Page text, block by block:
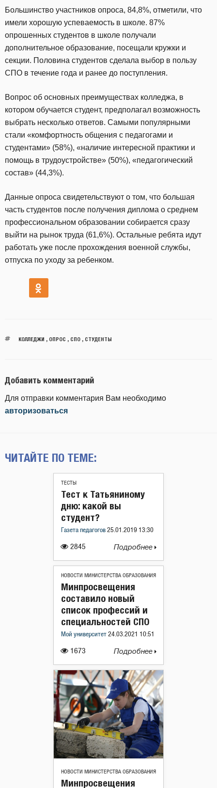
Большинство участников опроса, 84,8%, отметили, что
имели хорошую успеваемость в школе. 87%
опрошенных студентов в школе получали
дополнительное образование, посещали кружки и
секции. Половина студентов сделала выбор в пользу
СПО в течение года и ранее до поступления.
Вопрос об основных преимуществах колледжа, в
котором обучается студент, предполагал возможность
выбрать несколько ответов. Самыми популярными
стали «комфортность общения с педагогами и
студентами» (58%), «наличие интересной практики и
помощь в трудоустройстве» (50%), «педагогический
состав» (44,3%).
Данные опроса свидетельствуют о том, что большая
часть студентов после получения диплома о среднем
профессиональном образовании собирается сразу
выйти на рынок труда (61,6%). Остальные ребята идут
работать уже после прохождения военной службы,
отпуска по уходу за ребенком.
КОЛЛЕДЖИ , ОПРОС , СПО, СТУДЕНТЫ
Добавить комментарий
Для отправки комментария Вам необходимо
авторизоваться
ЧИТАЙТЕ ПО ТЕМЕ:
ТЕСТЫ
2845
Тест к Татьяниному
дню: какой вы
студент?
Газета педагогов 25.01.2019 13:30
Подробнее
НОВОСТИ МИНИСТЕРСТВА ОБРАЗОВАНИЯ
1673
Минпросвещения
составило новый
список профессий и
специальностей СПО
Мой университет 24.03.2021 10:51
Подробнее
НОВОСТИ МИНИСТЕРСТВА ОБРАЗОВАНИЯ
Минпросвещения